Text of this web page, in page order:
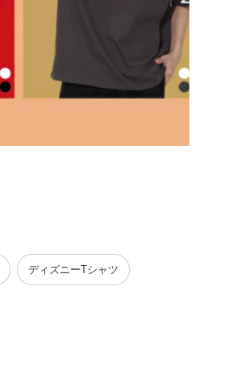
ディズニーTシャツ